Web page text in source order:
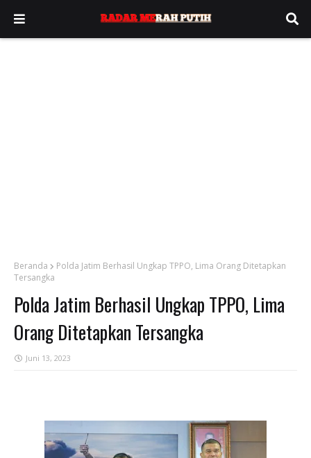
Beranda
Polda Jatim Berhasil Ungkap TPPO, Lima Orang Ditetapkan
Tersangka
Polda Jatim Berhasil Ungkap TPPO, Lima
Orang Ditetapkan Tersangka
Juni 13, 2023